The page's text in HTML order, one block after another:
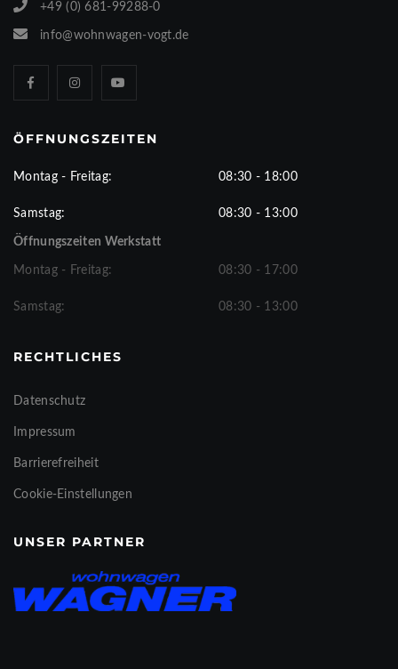
+49 (0) 681-99288-0
info@wohnwagen-vogt.de
ÖFFNUNGSZEITEN
Montag - Freitag: 08:30 - 18:00
Samstag: 08:30 - 13:00
Öffnungszeiten Werkstatt
Montag - Freitag: 08:30 - 17:00
Samstag: 08:30 - 13:00
RECHTLICHES
Datenschutz
Impressum
Barrierefreiheit
Cookie-Einstellungen
UNSER PARTNER